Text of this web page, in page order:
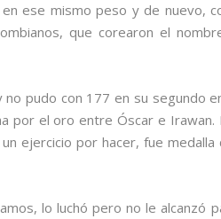
ese mismo peso y de nuevo,
que corearon el
no pudo con 177 en su segundo
por el oro entre Óscar e
ejercicio por hacer, fue
lo luchó pero no le